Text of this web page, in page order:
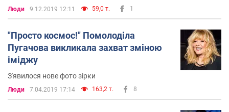
Люди 9.12.2019 12:11 59,0 т. 1
"Просто космос!" Помолоділа
Пугачова викликала захват зміною
іміджу
З'явилося нове фото зірки
Люди 7.04.2019 17:14 163,2 т. 8